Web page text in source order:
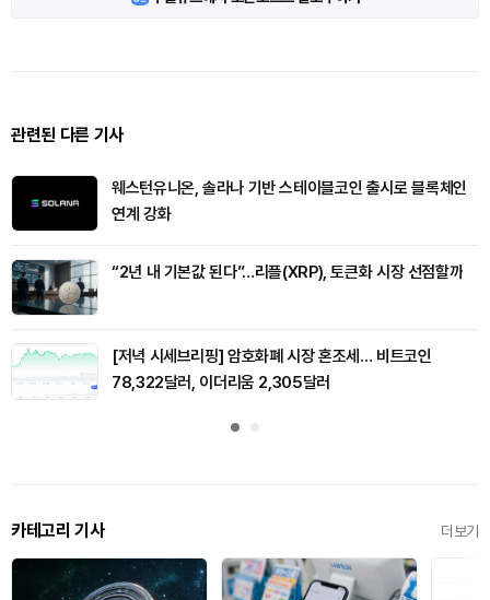
관련된 다른 기사
웨스턴유니온, 솔라나 기반 스테이블코인 출시로 블록체인
연계 강화
“2년 내 기본값 된다”…리플(XRP), 토큰화 시장 선점할까
[저녁 시세브리핑] 암호화폐 시장 혼조세… 비트코인
78,322달러, 이더리움 2,305달러
카테고리 기사 더보기